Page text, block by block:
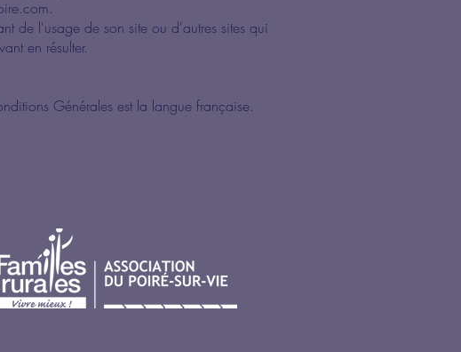
.
de l'usage de son site ou d'autres sites qui
en résulter.
Générales est la langue française.